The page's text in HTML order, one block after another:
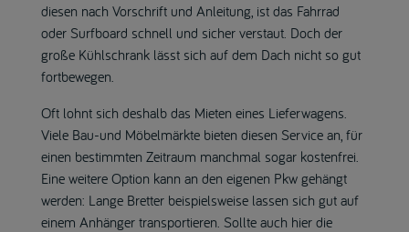
diesen nach Vorschrift und Anleitung, ist das Fahrrad
oder Surfboard schnell und sicher verstaut. Doch der
große Kühlschrank lässt sich auf dem Dach nicht so gut
fortbewegen.
Oft lohnt sich deshalb das Mieten eines Lieferwagens.
Viele Bau-und Möbelmärkte bieten diesen Service an, für
einen bestimmten Zeitraum manchmal sogar kostenfrei.
Eine weitere Option kann an den eigenen Pkw gehängt
werden: Lange Bretter beispielsweise lassen sich gut auf
einem Anhänger transportieren. Sollte auch hier die